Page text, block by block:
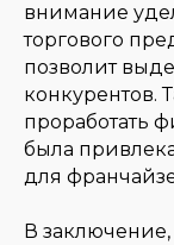
внимание
торгового
позволит
конкурентов.
проработать
была
для
В